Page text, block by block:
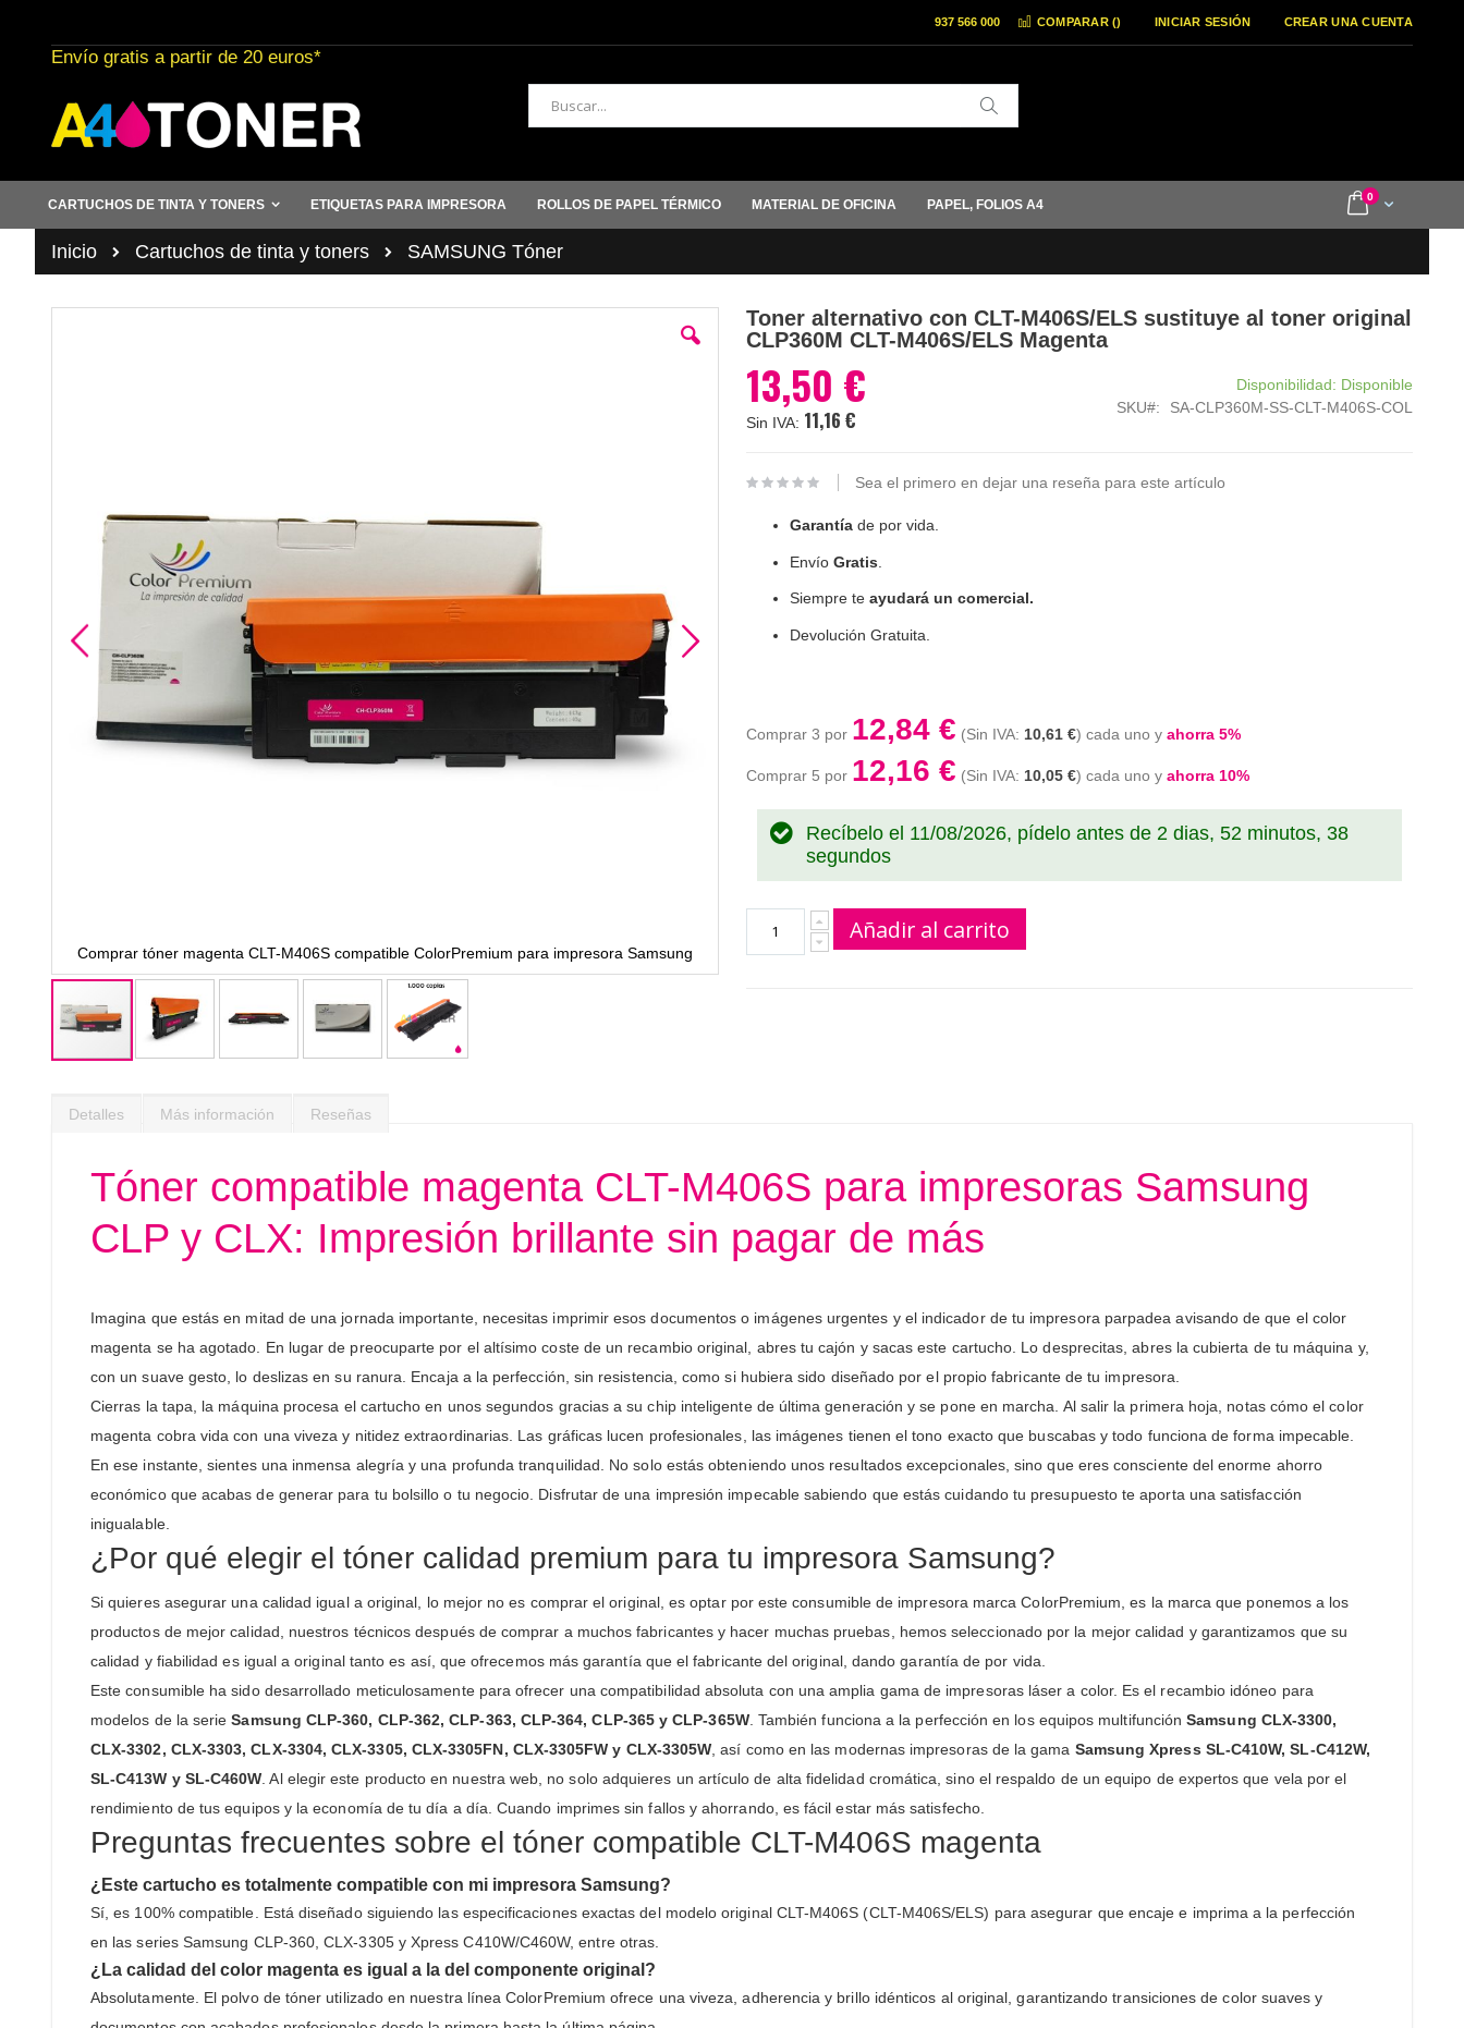
al
contenido
COMPARAR () INICIAR SESIÓN CREAR UNA CUENTA
937 566 000
Envío gratis a partir de 20 euros*
Buscar
Cart
0items
CARTUCHOS DE TINTA Y TONERS ETIQUETAS PARA IMPRESORA ROLLOS DE PAPEL TÉRMICO MATERIAL DE OFICINA PAPEL, FOLIOS A4
Inicio Cartuchos de tinta y toners SAMSUNG Tóner
Comprar tóner magenta CLT-M406S compatible ColorPremium para impresora Samsung
Tóner compatible CLT-M406S ELS magenta al mejor precio en A4toner
comienzo
imágenes
Toner alternativo con CLT-M406S/ELS sustituye al toner original
CLP360M CLT-M406S/ELS Magenta
13,50 €
11,16 €
Disponibilidad: Disponible
SKU
SA-CLP360M-SS-CLT-M406S-COL
Sea el primero en dejar una reseña para este artículo
Garantíade por vida.
Envío Gratis
Siempre te ayudará un comercial.
Devolución Gratuita.
Comprar 3 por 12,84 € 10,61 € cada uno y ahorra 5%
Comprar 5 por 12,16 € 10,05 € cada uno y ahorra 10%
Recíbelo el 11/08/2026, pídelo antes de 2 dias, 52 minutos, 37
segundos
Añadir al carrito
Detalles
Tóner compatible magenta CLT-M406S para impresoras Samsung
CLP y CLX: Impresión brillante sin pagar de más
Imagina que estás en mitad de una jornada importante, necesitas imprimir esos documentos o imágenes urgentes y el indicador de tu impresora parpadea avisando de que el color
magenta se ha agotado. En lugar de preocuparte por el altísimo coste de un recambio original, abres tu cajón y sacas este cartucho. Lo desprecitas, abres la cubierta de tu máquina y,
con un suave gesto, lo deslizas en su ranura. Encaja a la perfección, sin resistencia, como si hubiera sido diseñado por el propio fabricante de tu impresora.
Cierras la tapa, la máquina procesa el cartucho en unos segundos gracias a su chip inteligente de última generación y se pone en marcha. Al salir la primera hoja, notas cómo el color
magenta cobra vida con una viveza y nitidez extraordinarias. Las gráficas lucen profesionales, las imágenes tienen el tono exacto que buscabas y todo funciona de forma impecable.
En ese instante, sientes una inmensa alegría y una profunda tranquilidad. No solo estás obteniendo unos resultados excepcionales, sino que eres consciente del enorme ahorro
económico que acabas de generar para tu bolsillo o tu negocio. Disfrutar de una impresión impecable sabiendo que estás cuidando tu presupuesto te aporta una satisfacción
inigualable.
¿Por qué elegir el tóner calidad premium para tu impresora Samsung?
Si quieres asegurar una calidad igual a original, lo mejor no es comprar el original, es optar por este consumible de impresora marca ColorPremium, es la marca que ponemos a los
productos de mejor calidad, nuestros técnicos después de comprar a muchos fabricantes y hacer muchas pruebas, hemos seleccionado por la mejor calidad y garantizamos que su
calidad y fiabilidad es igual a original tanto es así, que ofrecemos más garantía que el fabricante del original, dando garantía de por vida.
Este consumible ha sido desarrollado meticulosamente para ofrecer una compatibilidad absoluta con una amplia gama de impresoras láser a color. Es el recambio idóneo para
modelos de la serieSamsung CLP-360, CLP-362, CLP-363, CLP-364, CLP-365 y CLP-365W. También funciona a la perfección en los equipos multifunciónSamsung CLX-3300,
CLX-3302, CLX-3303, CLX-3304, CLX-3305, CLX-3305FN, CLX-3305FW y CLX-3305W , así como en las modernas impresoras de la gama Samsung Xpress SL-C410W, SL-C412W,
SL-C413W y SL-C460W . Al elegir este producto en nuestra web, no solo adquieres un artículo de alta fidelidad cromática, sino el respaldo de un equipo de expertos que vela por el
rendimiento de tus equipos y la economía de tu día a día. Cuando imprimes sin fallos y ahorrando, es fácil estar más satisfecho.
Preguntas frecuentes sobre el tóner compatible CLT-M406S magenta
¿Este cartucho es totalmente compatible con mi impresora Samsung?
Sí, es 100% compatible. Está diseñado siguiendo las especificaciones exactas del modelo original CLT-M406S (CLT-M406S/ELS) para asegurar que encaje e imprima a la perfección
en las series Samsung CLP-360, CLX-3305 y Xpress C410W/C460W, entre otras.
¿La calidad del color magenta es igual a la del componente original?
Absolutamente. El polvo de tóner utilizado en nuestra línea ColorPremium ofrece una viveza, adherencia y brillo idénticos al original, garantizando transiciones de color suaves y
Más información Reseñas